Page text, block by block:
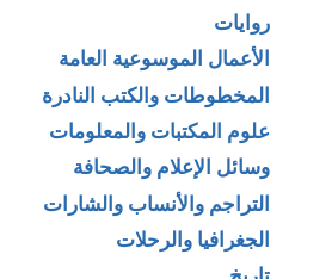
روايات
الأعمال الموسوعية العامة
المخطوطات والكتب النادرة
علوم المكتبات والمعلومات
وسائل الإعلام والصحافة
التراجم والأنساب والشارات
الجغرافيا والرحلات